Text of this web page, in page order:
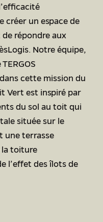
créer un espace de
répondre aux
Notre équipe,
cette mission du
Vert est inspiré par
du sol au toit qui
située sur le
une terrasse
la toiture
l’effet des îlots de